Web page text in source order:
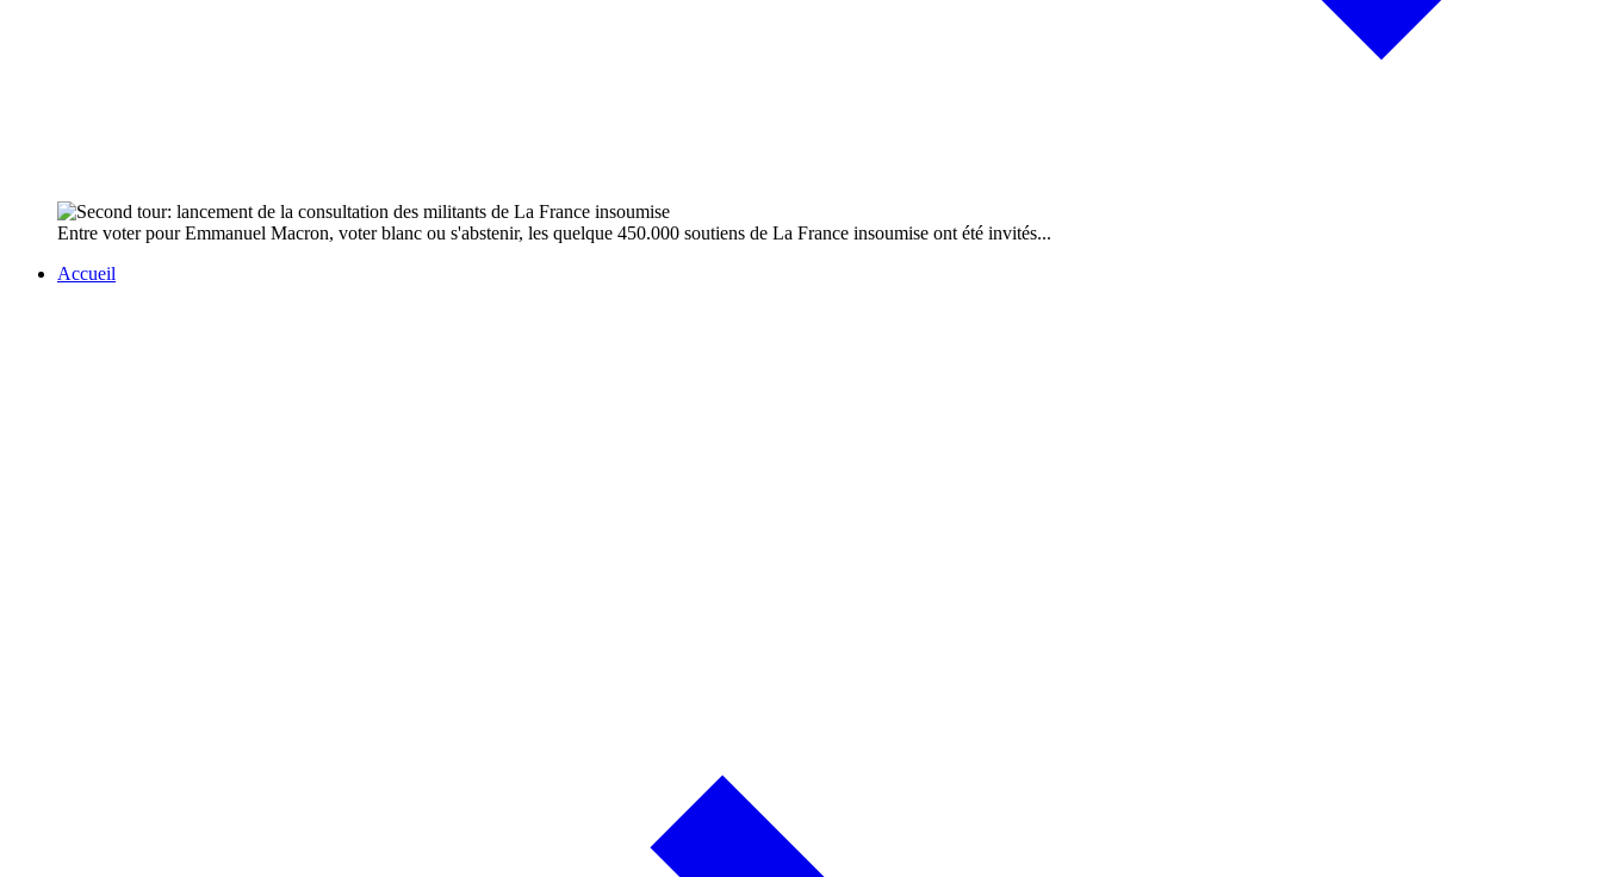
Entre voter pour Emmanuel Macron, voter blanc ou s'abstenir, les quelque 450.000 soutiens de La France insoumise ont été invités...
Accueil